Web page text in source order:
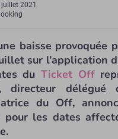
2021
baisse provoquée
sur l’application
du Ticket Off
directeur délégué
du Off,
pour les dates